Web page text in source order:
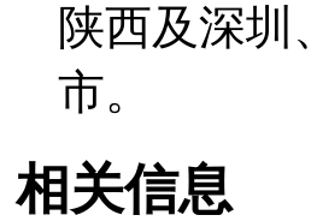
陕西及深圳
市。
相关信息